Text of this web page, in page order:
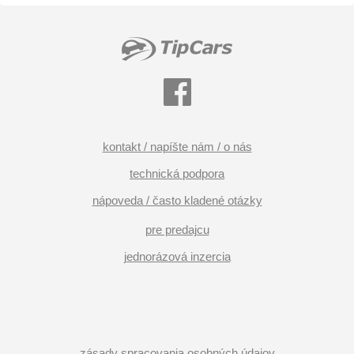
kontakt / napíšte nám / o nás
technická podpora
nápoveda / často kladené otázky
pre predajcu
jednorázová inzercia